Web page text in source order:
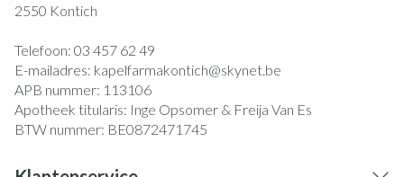
2550 Kontich
Telefoon: 03 457 62 49
E-mailadres: kapelfarmakontich@skynet.be
APB nummer: 113106
Apotheek titularis: Inge Opsomer & Freija Van Es
BTW nummer: BE0872471745